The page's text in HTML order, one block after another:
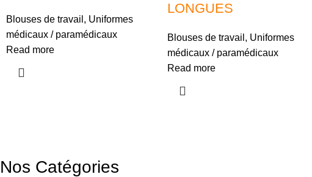
Blouses de travail , Uniformes
médicaux / paramédicaux
Read more
LONGUES
Blouses de travail , Uniformes
médicaux / paramédicaux
Read more
Nos Catégories